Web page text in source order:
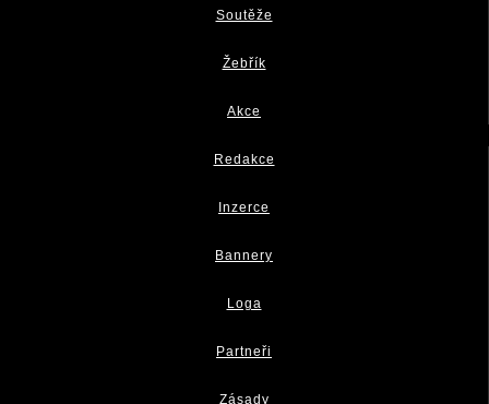
Soutěže
Žebřík
Akce
Redakce
Inzerce
Bannery
Loga
Partneři
Zásady